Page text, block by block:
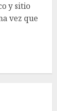
y sitio
vez que